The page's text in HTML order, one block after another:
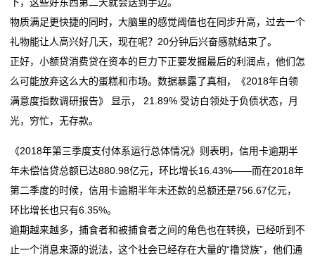
物质满足更快捷的同时，大脑里的感觉阈值也在同步升高，过去一个
礼物能让人高兴好几天，现在呢？20分钟后兴奋感就结束了。
正好，小额贷消费贷在资本的巨力下正要发掘最后的利润点，他们怎
么可能放弃这么大的蛋糕和市场。数据暴露了真相，《2018年白领
满意度指数调研报告》 显示， 21.89% 受访白领处于负债状态，月
光，穷忙，无存款。
《2018年第三季度支付体系运行总体情况》则表明，信用卡逾期半
年未偿信贷总额已达880.98亿元，环比增长16.43%——而在2018年
第二季度的时候，信用卡逾期半年未还款的总额还是756.67亿元，
环比增长也只有6.35%。
逾期越来越多，捕食者和被捕食者之间的角色也在转换，已经听到不
止一个消息来源的说法，这个社会已经存在大量的“撸贷族”，他们通